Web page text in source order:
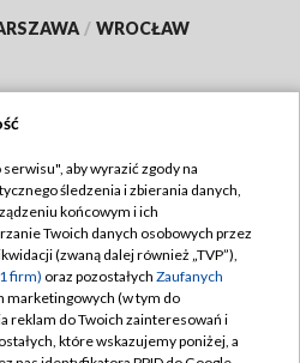
/ WROCŁAW
TVP
TVP
prywatności
zgody
Pomoc
aby wyrazić zgody na
śledzenia i zbierania danych,
końcowym i ich
Twoich danych osobowych przez
(zwaną dalej również „TVP”),
firm) oraz pozostałych Zaufanych
marketingowych (w tym do
reklam do Twoich zainteresowań i
które wskazujemy poniżej, a